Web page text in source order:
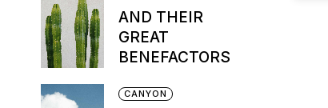
AND THEIR
GREAT
BENEFACTORS
CANYON